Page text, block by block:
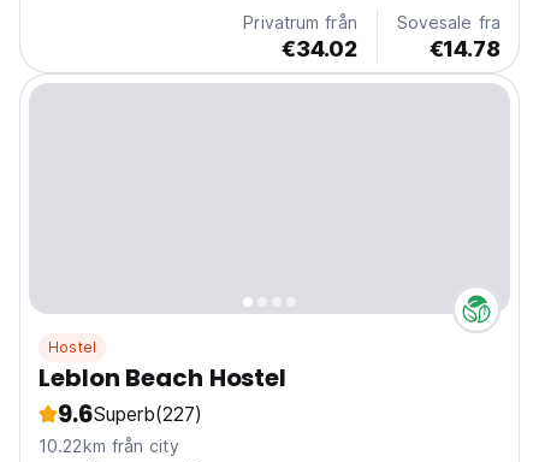
Privatrum från
€34.02
Sovesale fra
€14.78
Hostel
Leblon Beach Hostel
9.6Superb(227)
10.22km från city